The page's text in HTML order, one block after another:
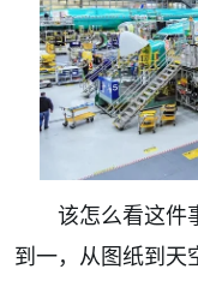
该怎么看这件
到一，从图纸到天